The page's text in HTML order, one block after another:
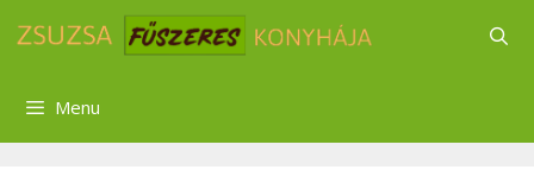
Menu